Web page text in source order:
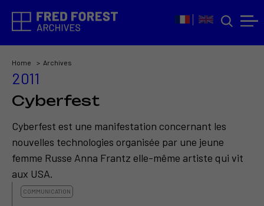
Home Archives
2011
Cyberfest
Cyberfest est une manifestation concernant les
nouvelles technologies organisée par une jeune
femme Russe Anna Frantz elle-même artiste qui vit
aux USA.
COMMUNICATION